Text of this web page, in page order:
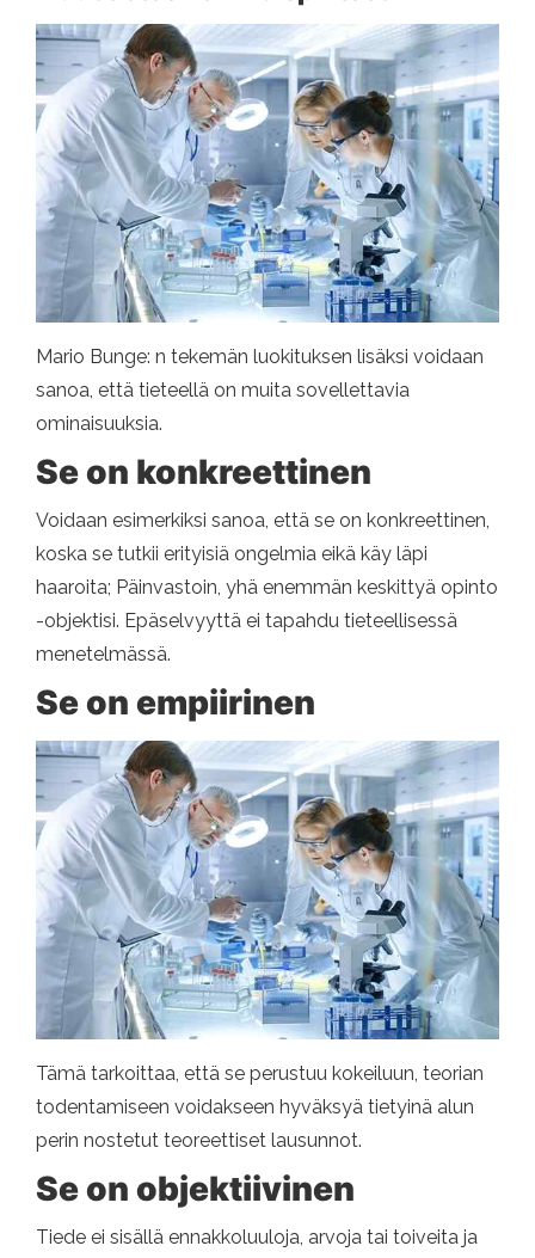
Mario Bunge: n tekemän luokituksen lisäksi voidaan
sanoa, että tieteellä on muita sovellettavia
ominaisuuksia.
Se on konkreettinen
Voidaan esimerkiksi sanoa, että se on konkreettinen,
koska se tutkii erityisiä ongelmia eikä käy läpi
haaroita; Päinvastoin, yhä enemmän keskittyä opinto
-objektisi. Epäselvyyttä ei tapahdu tieteellisessä
menetelmässä.
Se on empiirinen
Tämä tarkoittaa, että se perustuu kokeiluun, teorian
todentamiseen voidakseen hyväksyä tietyinä alun
perin nostetut teoreettiset lausunnot.
Se on objektiivinen
Tiede ei sisällä ennakkoluuloja, arvoja tai toiveita ja